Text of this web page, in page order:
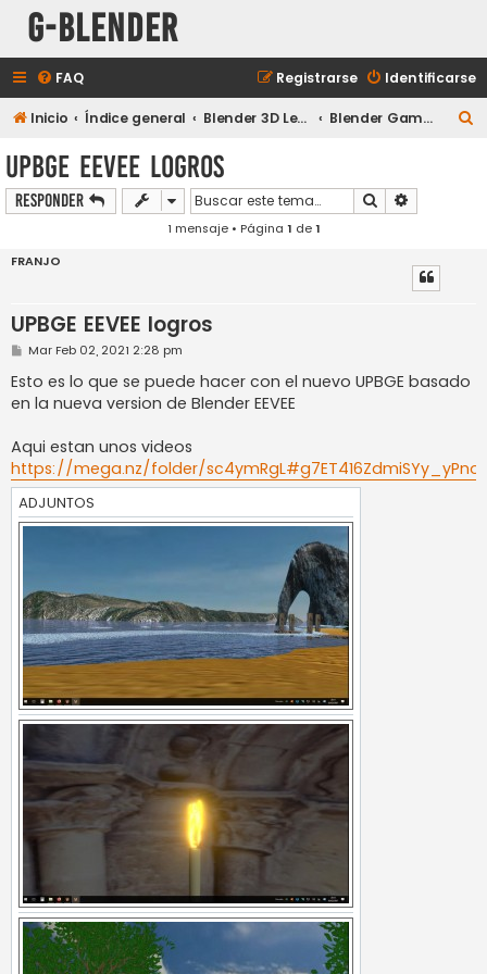
G-Blender
FAQ Identificarse
Registrarse
Inicio Índice general Blender 3D Legacy Blender Game Engine y 3D interactivo
UPBGE EEVEE logros
Responder Buscar
1 mensaje • Página 1 de1
FRANJO
UPBGE EEVEE logros
M
n
s
a
Mar Feb 02, 2021 2:28 pm
Esto es lo que se puede hacer con el nuevo UPBGE basado
en la nueva version de Blender EEVEE
Aqui estan unos videos
https://mega.nz/folder/
ADJUNTOS